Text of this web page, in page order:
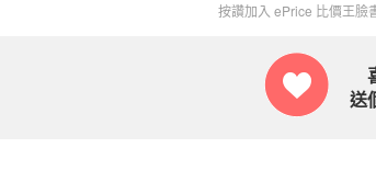
按讚加入 ePrice 比價王臉
送